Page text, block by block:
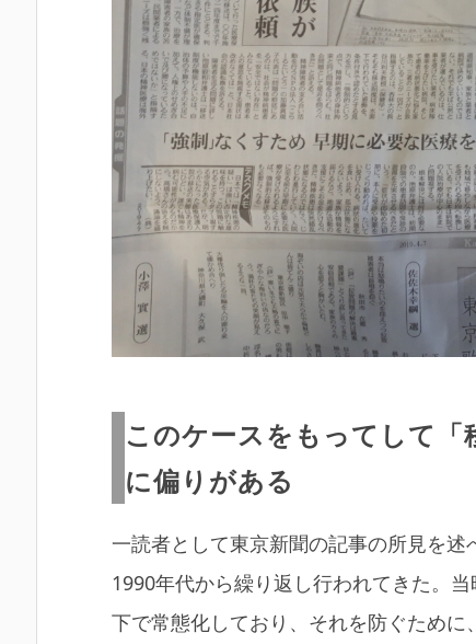
このケースをもってして「
に偏りがある
一読者として東京新聞の記事の所見を
1990年代から繰り返し行われてきた。
下で常態化しており、それを防ぐため